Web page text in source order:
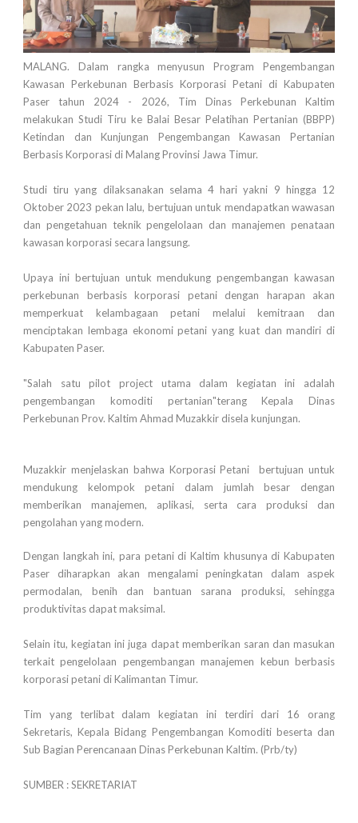
MALANG. Dalam rangka menyusun Program Pengembangan
Kawasan Perkebunan Berbasis Korporasi Petani di Kabupaten
Paser tahun 2024 - 2026, Tim Dinas Perkebunan Kaltim
melakukan Studi Tiru ke Balai Besar Pelatihan Pertanian (BBPP)
Ketindan dan Kunjungan Pengembangan Kawasan Pertanian
Berbasis Korporasi di Malang Provinsi Jawa Timur.
Studi tiru yang dilaksanakan selama 4 hari yakni 9 hingga 12
Oktober 2023 pekan lalu, bertujuan untuk mendapatkan wawasan
dan pengetahuan teknik pengelolaan dan manajemen penataan
kawasan korporasi secara langsung.
Upaya ini bertujuan untuk mendukung pengembangan kawasan
perkebunan berbasis korporasi petani dengan harapan akan
memperkuat kelambagaan petani melalui kemitraan dan
menciptakan lembaga ekonomi petani yang kuat dan mandiri di
Kabupaten Paser.
"Salah satu pilot project utama dalam kegiatan ini adalah
pengembangan komoditi pertanian"terang Kepala Dinas
Perkebunan Prov. Kaltim Ahmad Muzakkir disela kunjungan.
Muzakkir menjelaskan bahwa Korporasi Petani bertujuan untuk
mendukung kelompok petani dalam jumlah besar dengan
memberikan manajemen, aplikasi, serta cara produksi dan
pengolahan yang modern.
Dengan langkah ini, para petani di Kaltim khusunya di Kabupaten
Paser diharapkan akan mengalami peningkatan dalam aspek
permodalan, benih dan bantuan sarana produksi, sehingga
produktivitas dapat maksimal.
Selain itu, kegiatan ini juga dapat memberikan saran dan masukan
terkait pengelolaan pengembangan manajemen kebun berbasis
korporasi petani di Kalimantan Timur.
Tim yang terlibat dalam kegiatan ini terdiri dari 16 orang
Sekretaris, Kepala Bidang Pengembangan Komoditi beserta dan
Sub Bagian Perencanaan Dinas Perkebunan Kaltim. (Prb/ty)
SUMBER : SEKRETARIAT